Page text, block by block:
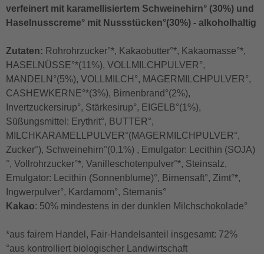
verfeinert mit karamellisiertem Schweinehirn° (30%) und
Haselnusscreme° mit Nussstücken°(30%) - alkoholhaltig
Zutaten: Rohrohrzucker°*, Kakaobutter°*, Kakaomasse°*,
HASELNÜSSE°*(11%), VOLLMILCHPULVER°,
MANDELN°(5%), VOLLMILCH°, MAGERMILCHPULVER°,
CASHEWKERNE°*(3%), Birnenbrand°(2%),
Invertzuckersirup°, Stärkesirup°, EIGELB°(1%),
Süßungsmittel: Erythrit°, BUTTER°,
MILCHKARAMELLPULVER°(MAGERMILCHPULVER°,
Zucker°), Schweinehirn°(0,1%) , Emulgator: Lecithin (SOJA)
°, Vollrohrzucker°*, Vanilleschotenpulver°*, Steinsalz,
Emulgator: Lecithin (Sonnenblume)°, Birnensaft°, Zimt°*,
Ingwerpulver°, Kardamom°, Sternanis°
Kakao: 50% mindestens in der dunklen Milchschokolade°
*aus fairem Handel, Fair-Handelsanteil insgesamt: 72%
°aus kontrolliert biologischer Landwirtschaft